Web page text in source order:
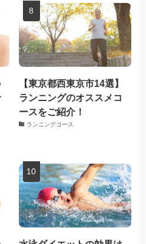
【東京都西東京市14選】
ランニングのオススメコ
ースをご紹介！
ランニングコース